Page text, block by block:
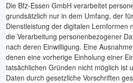
Die Bfz-Essen GmbH verarbeitet
grundsätzlich nur in dem Umfang, der
Dienstleistung der digitalen Lernformen
die Verarbeitung personenbezogener
nach deren Einwilligung. Eine
denen eine vorherige Einholung einer
tatsächlichen Gründen nicht möglich ist
Daten durch gesetzliche Vorschriften